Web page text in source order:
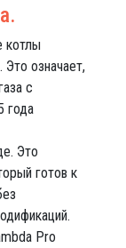
котлы
означает,
с
года
Это
готов к
Pro